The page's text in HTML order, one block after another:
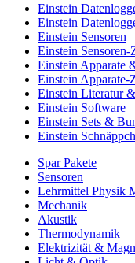
Einstein
Einstein
Einstein Sensoren
Einstein Sensoren-
Einstein Apparate
Einstein Apparate-
Einstein Literatur
Einstein Software
Einstein Sets &
Einstein
Spar Pakete
Sensoren
Lehrmittel Physik
Mechanik
Akustik
Thermodynamik
Elektrizität &